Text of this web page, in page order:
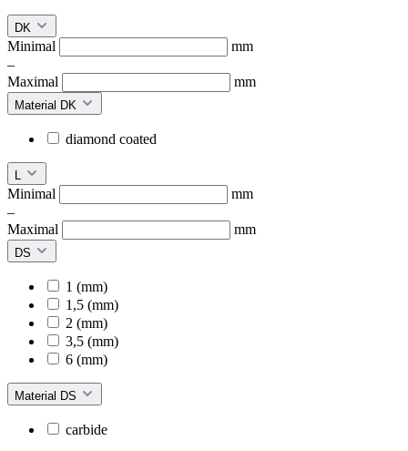
DK
Minimal
mm
–
Maximal
mm
Material DK
diamond coated
Minimal
mm
–
Maximal
mm
DS
1 (mm)
1,5 (mm)
2 (mm)
3,5 (mm)
6 (mm)
Material DS
carbide